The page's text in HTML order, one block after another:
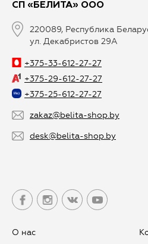
СП «БЕЛИТА» ООО
220089, Республика
ул. Декабристов 29А
+375-33-612-27-27
+375-29-612-27-27
+375-25-612-27-27
zakaz@belita-shop.by
desk@belita-shop.by
О нас